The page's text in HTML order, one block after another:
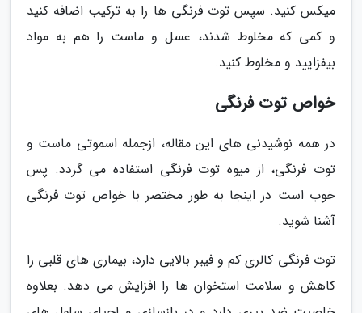
میکس کنید. سپس توت فرنگی ها را به ترکیب اضافه کنید
و کمی که مخلوط شدند، عسل و ماست را هم به مواد
بیفزایید و مخلوط کنید.
خواص توت فرنگی
در همه نوشیدنی های این مقاله، ازجمله اسموتی ماست و
توت فرنگی، از میوه توت فرنگی استفاده می گردد. پس
خوب است در اینجا به طور مختصر با خواص توت فرنگی
آشنا شوید.
توت فرنگی کالری کم و فیبر بالایی دارد، بیماری های قلبی را
کاهش و سلامت استخوان ها را افزایش می دهد. بعلاوه